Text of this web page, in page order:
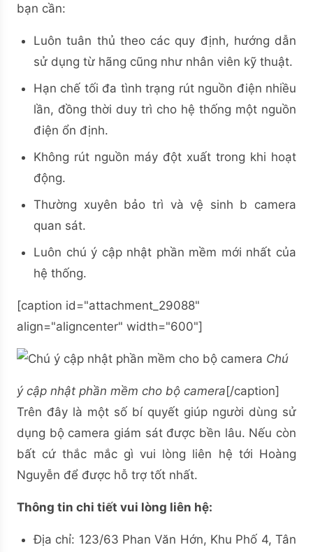
bạn cần:
Luôn tuân thủ theo các quy định, hướng dẫn
sử dụng từ hãng cũng như nhân viên kỹ thuật.
Hạn chế tối đa tình trạng rút nguồn điện nhiều
lần, đồng thời duy trì cho hệ thống một nguồn
điện ổn định.
Không rút nguồn máy đột xuất trong khi hoạt
động.
Thường xuyên bảo trì và vệ sinh b camera
quan sát.
Luôn chú ý cập nhật phần mềm mới nhất của
hệ thống.
[caption id="attachment_29088"
align="aligncenter" width="600"]
Chú
ý cập nhật phần mềm cho bộ camera[/caption]
Trên đây là một số bí quyết giúp người dùng sử
dụng bộ camera giám sát được bền lâu. Nếu còn
bất cứ thắc mắc gì vui lòng liên hệ tới Hoàng
Nguyễn để được hỗ trợ tốt nhất.
Thông tin chi tiết vui lòng liên hệ:
Địa chỉ: 123/63 Phan Văn Hớn, Khu Phố 4, Tân